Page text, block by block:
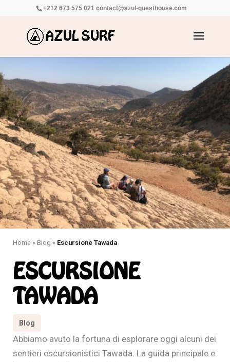
+212 673 575 021 contact@azul-guesthouse.com
Home » Blog » Escursione Tawada
ESCURSIONE
TAWADA
Blog
Abbiamo avuto la fortuna di esplorare oggi alcuni dei
sentieri escursionistici Tawada. La guida principale e